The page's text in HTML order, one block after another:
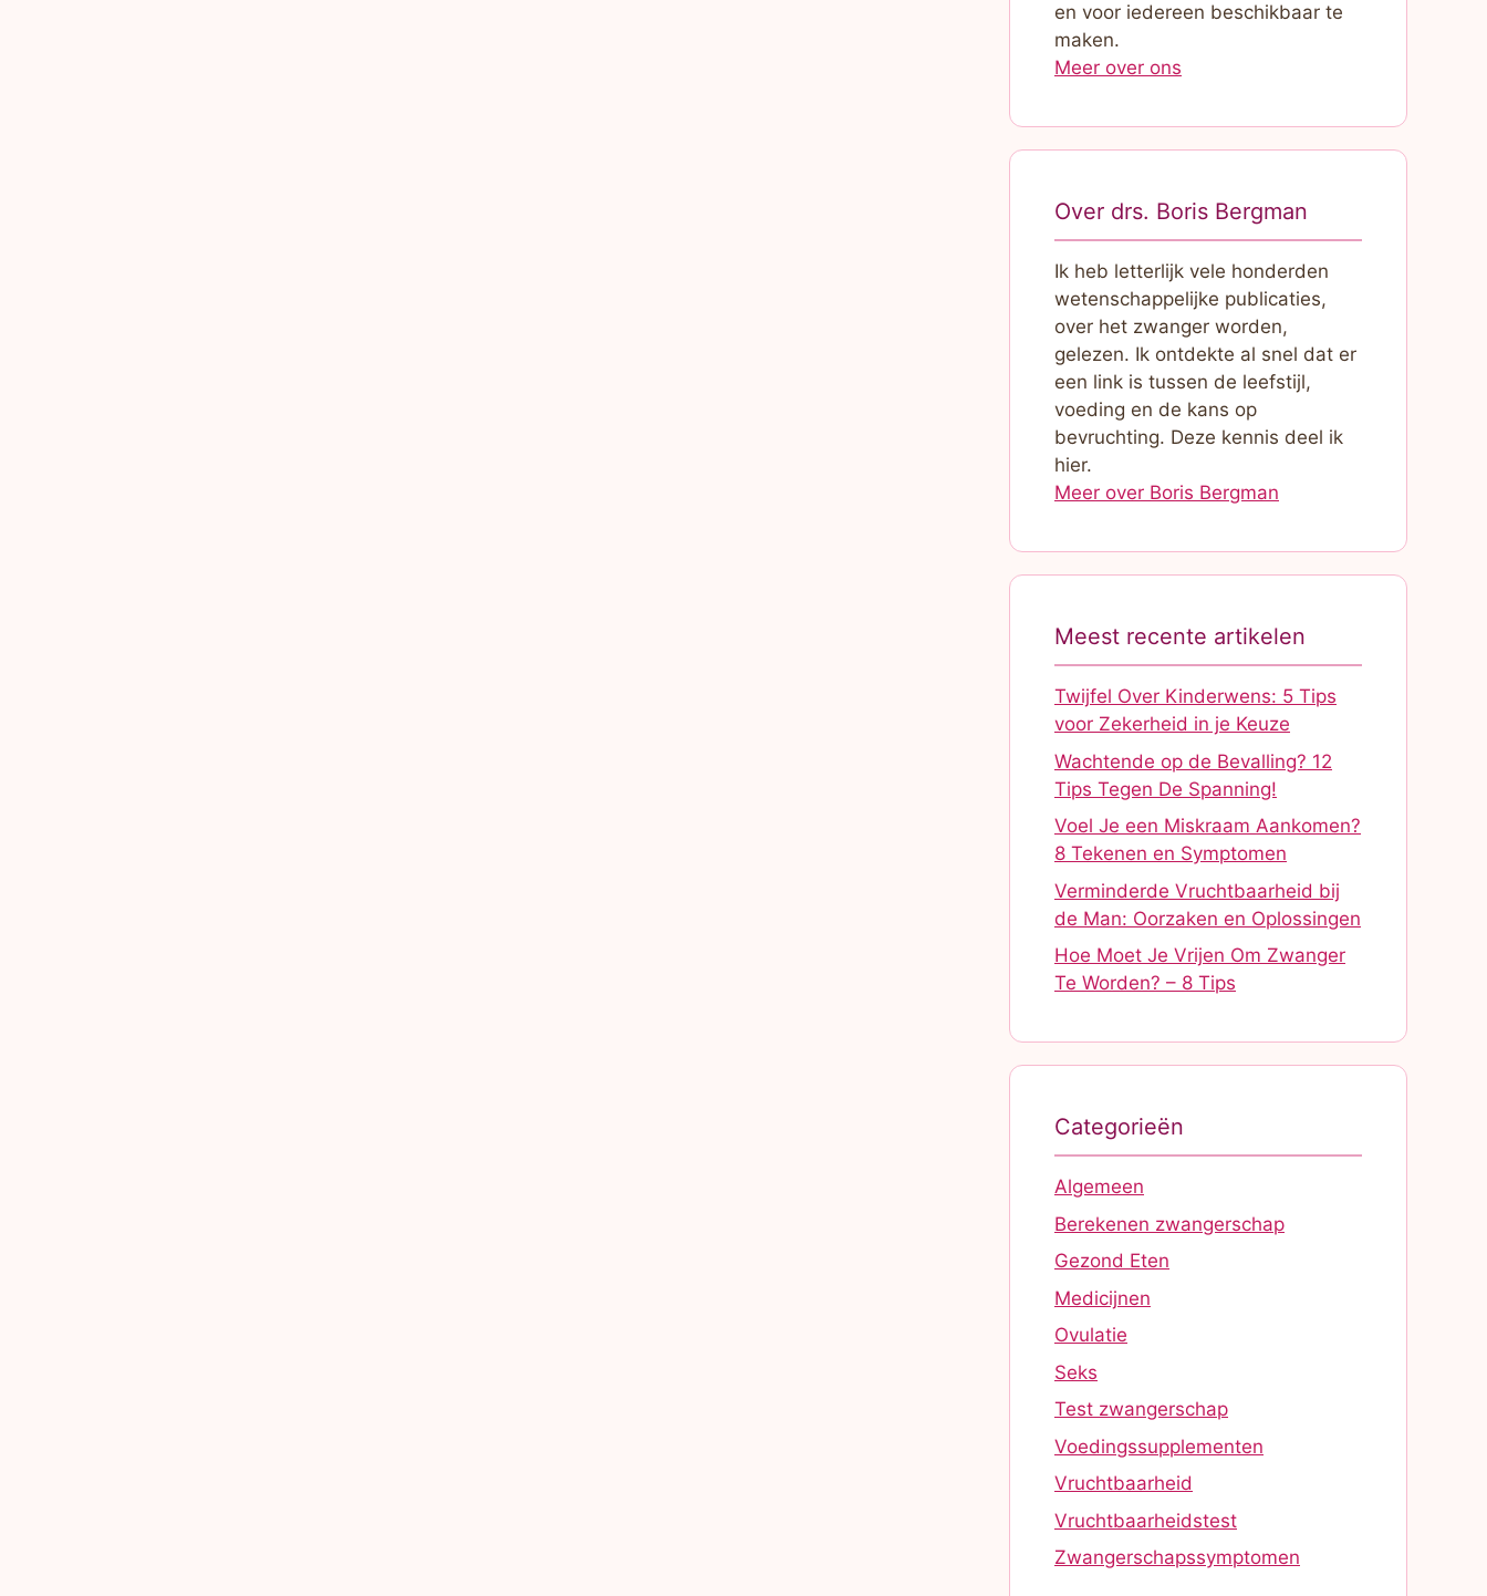
en voor iedereen beschikbaar te
maken.
Meer over ons
Over drs. Boris Bergman
Ik heb letterlijk vele honderden
wetenschappelijke publicaties,
over het zwanger worden,
gelezen. Ik ontdekte al snel dat er
een link is tussen de leefstijl,
voeding en de kans op
bevruchting. Deze kennis deel ik
hier.
Meer over Boris Bergman
Meest recente artikelen
Twijfel Over Kinderwens: 5 Tips
voor Zekerheid in je Keuze
Wachtende op de Bevalling? 12
Tips Tegen De Spanning!
Voel Je een Miskraam Aankomen?
8 Tekenen en Symptomen
Verminderde Vruchtbaarheid bij
de Man: Oorzaken en Oplossingen
Hoe Moet Je Vrijen Om Zwanger
Te Worden? – 8 Tips
Categorieën
Algemeen
Berekenen zwangerschap
Gezond Eten
Medicijnen
Ovulatie
Seks
Test zwangerschap
Voedingssupplementen
Vruchtbaarheid
Vruchtbaarheidstest
Zwangerschapssymptomen